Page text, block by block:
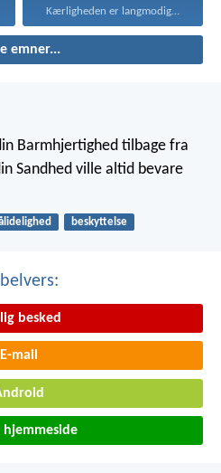
Kærligheden er langmodig, er...
emner...
Barmhjertighed tilbage fra
Sandhed ville altid bevare
beskyttelse
besked
E-mail
hjemmeside